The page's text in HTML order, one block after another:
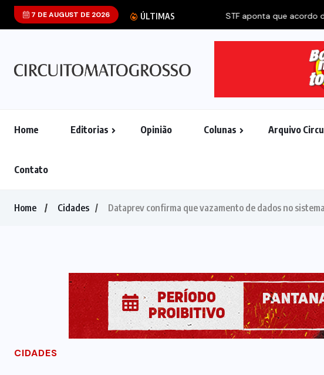
7 DE AUGUST DE 2026 ÚLTIMAS STF aponta que acordo de R$
Home Editorias Opinião Colunas Arquivo
Contato
Home Cidades Dataprev confirma que vazamento de dados no
CIDADES